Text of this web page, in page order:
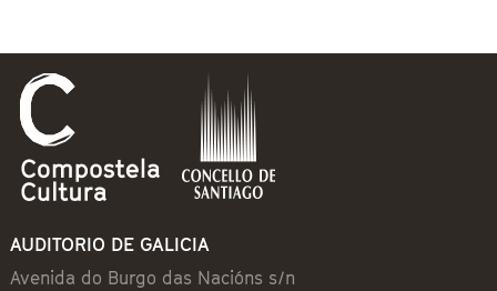
AUDITORIO DE GALICIA
Avenida do Burgo das Nacións s/n